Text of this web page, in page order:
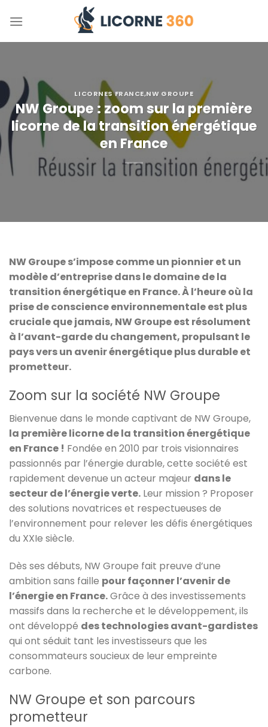
LICORNES FRANCE,NW GROUPE
NW Groupe : zoom sur la première
licorne de la transition énergétique
en France
NW Groupe s’impose comme un pionnier et un
modèle d’entreprise dans le domaine de la
transition énergétique en France. À l’heure où la
prise de conscience environnementale est plus
cruciale que jamais, NW Groupe est résolument
à l’avant-garde du changement, propulsant le
pays vers un avenir énergétique plus durable et
prometteur.
Zoom sur la société NW Groupe
Bienvenue dans le monde captivant de NW Groupe,
la première licorne de la transition énergétique
en France ! Fondée en 2010 par trois visionnaires
passionnés par l’énergie durable, cette société est
rapidement devenue un acteur majeur dans le
secteur de l’énergie verte. Leur mission ? Proposer
des solutions novatrices et respectueuses de
l’environnement pour relever les défis énergétiques
du XXIe siècle.
Dès ses débuts, NW Groupe fait preuve d’une
ambition sans faille pour façonner l’avenir de
l’énergie en France.Grâce à des investissements
massifs dans la recherche et le développement, ils
ont développé des technologies avant-gardistes
qui ont séduit tant les investisseurs que les
consommateurs soucieux de leur empreinte
carbone.
NW Groupe et son parcours
prometteur